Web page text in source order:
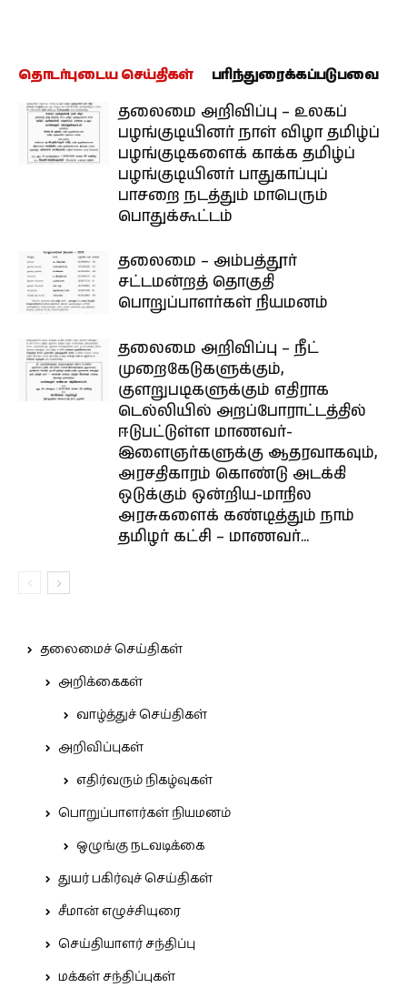
தொடர்புடைய செய்திகள் பரிந்துரைக்கப்படுபவை
தலைமை அறிவிப்பு – உலகப்
பழங்குடியினர் நாள் விழா தமிழ்ப்
பழங்குடிகளைக் காக்க தமிழ்ப்
பழங்குடியினர் பாதுகாப்புப்
பாசறை நடத்தும் மாபெரும்
பொதுக்கூட்டம்
தலைமை – அம்பத்தூர்
சட்டமன்றத் தொகுதி
பொறுப்பாளர்கள் நியமனம்
தலைமை அறிவிப்பு – நீட்
முறைகேடுகளுக்கும்,
குளறுபடிகளுக்கும் எதிராக
டெல்லியில் அறப்போராட்டத்தில்
ஈடுபட்டுள்ள மாணவர்-
இளைஞர்களுக்கு ஆதரவாகவும்,
அரசதிகாரம் கொண்டு அடக்கி
ஒடுக்கும் ஒன்றிய-மாநில
அரசுகளைக் கண்டித்தும் நாம்
தமிழர் கட்சி – மாணவர்...
தலைமைச் செய்திகள்
அறிக்கைகள்
வாழ்த்துச் செய்திகள்
அறிவிப்புகள்
எதிர்வரும் நிகழ்வுகள்
பொறுப்பாளர்கள் நியமனம்
ஒழுங்கு நடவடிக்கை
துயர் பகிர்வுச் செய்திகள்
சீமான் எழுச்சியுரை
செய்தியாளர் சந்திப்பு
மக்கள் சந்திப்புகள்